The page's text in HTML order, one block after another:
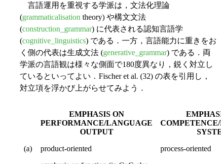
言語運用を重視する学派は，文法化理論
(grammaticalisation theory) や構文文法
(construction_grammar) に代表される認知言語学
(cognitive_linguistics) である．一方，言語能力に重きをお
く側の代表は生成文法 (generative_grammar) である．両
学派の言語観は様々な側面で180度異なり，鋭く対立し
ているといってよい．Fischer et al. (32) の表を引用し，
対立項を浮かび上がらせてみよう．
EMPHASIS ON
PERFORMANCE/LANGUAGE
OUTPUT
(a)
product-oriented process-oriented